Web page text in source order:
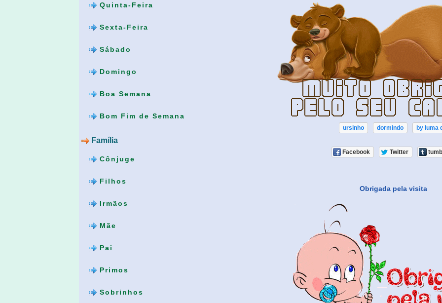
Quinta-Feira
Sexta-Feira
Sábado
Domingo
Boa Semana
Bom Fim de Semana
Família
Cônjuge
Filhos
Irmãos
Mãe
Pai
Primos
Sobrinhos
ursinho dormindo by luma
Facebook Twitter
Obrigada pela visita